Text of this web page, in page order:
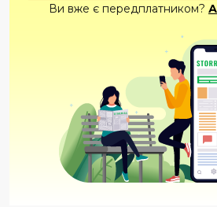
Ви вже є передплатником?